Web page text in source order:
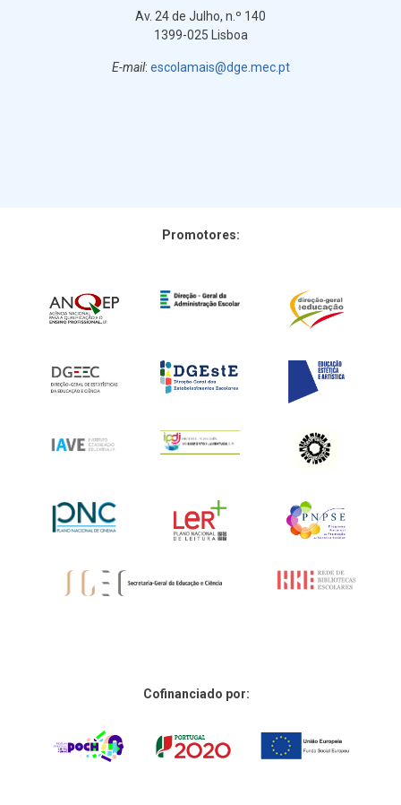
Av. 24 de Julho, n.º 140
1399-025 Lisboa
E-mail: escolamais@dge.mec.pt
Promotores:
Cofinanciado por: